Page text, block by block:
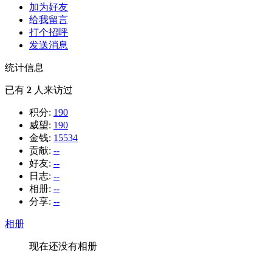
加为好友
给我留言
打个招呼
发送消息
统计信息
已有 2 人来访过
积分: 190
威望: 190
金钱: 15534
贡献: --
好友: --
日志: --
相册: --
分享: --
相册
现在还没有相册